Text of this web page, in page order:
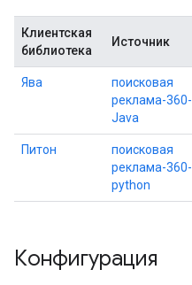
Клиентская
библиотека
Источник
Ява
поисковая
реклама-360-
Java
Питон
поисковая
реклама-360-
python
Конфигурация